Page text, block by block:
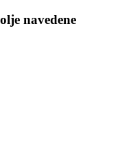
navedene